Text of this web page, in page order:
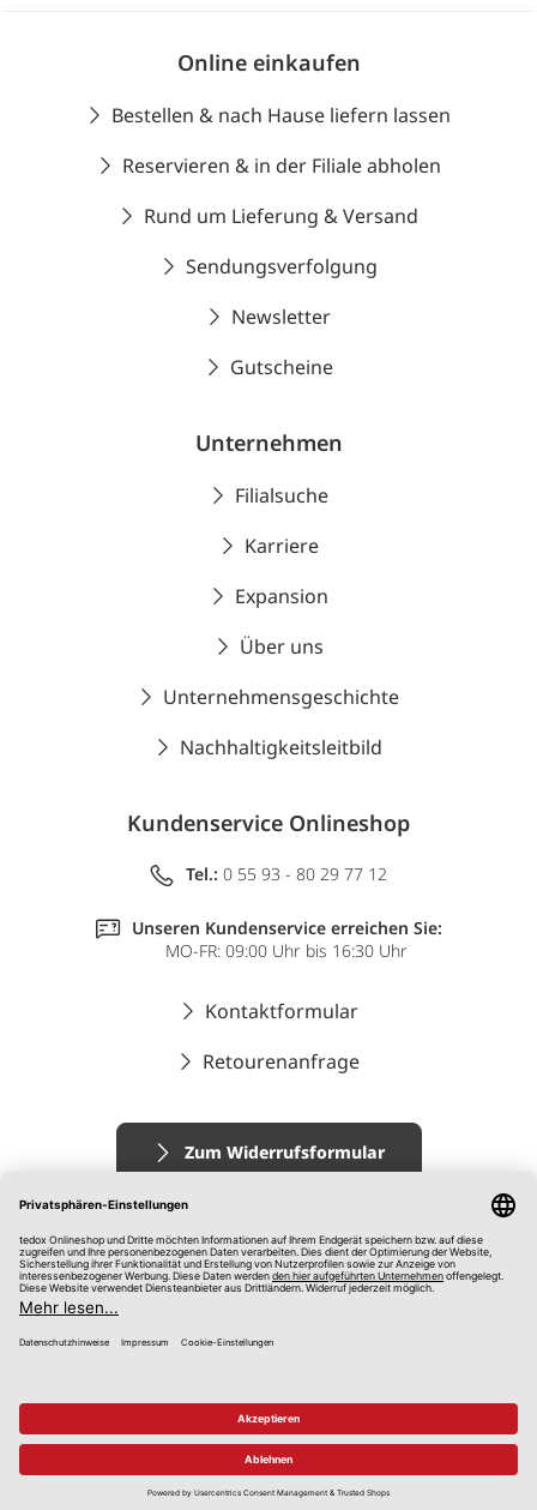
Online einkaufen
Bestellen & nach Hause liefern lassen
Reservieren & in der Filiale abholen
Rund um Lieferung & Versand
Sendungsverfolgung
Newsletter
Gutscheine
Unternehmen
Filialsuche
Karriere
Expansion
Über uns
Unternehmensgeschichte
Nachhaltigkeitsleitbild
Kundenservice Onlineshop
Tel.: 0 55 93 - 80 29 77 12
Unseren Kundenservice erreichen Sie:
MO-FR: 09:00 Uhr bis 16:30 Uhr
Kontaktformular
Retourenanfrage
Zum Widerrufsformular
© 2026 tedox KG
Impressum
AGB
Datenschutz
Hinweisgebersystem